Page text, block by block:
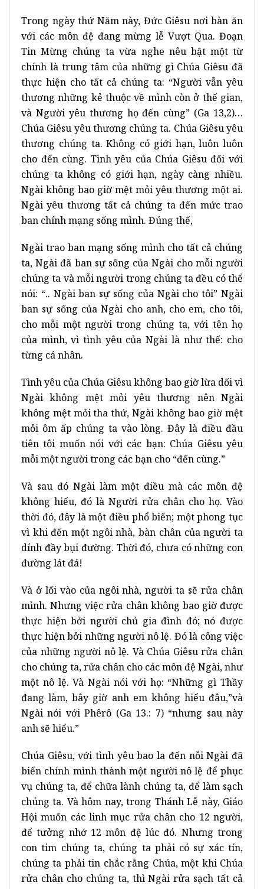
Trong ngày thứ Năm này, Đức Giêsu nơi bàn ăn
với các môn đệ đang mừng lễ Vượt Qua. Đoạn
Tin Mừng chúng ta vừa nghe nêu bật một từ
chính là trung tâm của những gì Chúa Giêsu đã
thực hiện cho tất cả chúng ta: “Người vẫn yêu
thương những kẻ thuộc về mình còn ở thế gian,
và Người yêu thương họ đến cùng” (Ga 13,2)…
Chúa Giêsu yêu thương chúng ta. Chúa Giêsu yêu
thương chúng ta. Không có giới hạn, luôn luôn
cho đến cùng. Tình yêu của Chúa Giêsu đối với
chúng ta không có giới hạn, ngày càng nhiều.
Ngài không bao giờ mệt mỏi yêu thương một ai.
Ngài yêu thương tất cả chúng ta đến mức trao
ban chính mạng sống mình. Đúng thế,
Ngài trao ban mạng sống mình cho tất cả chúng
ta, Ngài đã ban sự sống của Ngài cho mỗi người
chúng ta và mỗi người trong chúng ta đều có thể
nói: “.. Ngài ban sự sống của Ngài cho tôi” Ngài
ban sự sống của Ngài cho anh, cho em, cho tôi,
cho mỗi một người trong chúng ta, với tên họ
của mình, vì tình yêu của Ngài là như thế: cho
từng cá nhân.
Tình yêu của Chúa Giêsu không bao giờ lừa dối vì
Ngài không mệt mỏi yêu thương nên Ngài
không mệt mỏi tha thứ, Ngài không bao giờ mệt
mỏi ôm ấp chúng ta vào lòng. Đây là điều đầu
tiên tôi muốn nói với các bạn: Chúa Giêsu yêu
mỗi một người trong các bạn cho “đến cùng.”
Và sau đó Ngài làm một điều mà các môn đệ
không hiểu, đó là Người rửa chân cho họ. Vào
thời đó, đây là một điều phổ biến; một phong tục
vì khi đến một ngôi nhà, bàn chân của người ta
dính đầy bụi đường. Thời đó, chưa có những con
đường lát đá!
Và ở lối vào của ngôi nhà, người ta sẽ rửa chân
mình. Nhưng việc rửa chân không bao giờ được
thực hiện bởi người chủ gia đình đó; nó được
thực hiện bởi những người nô lệ. Đó là công việc
của những người nô lệ. Và Chúa Giêsu rửa chân
cho chúng ta, rửa chân cho các môn đệ Ngài, như
một nô lệ. Và Ngài nói với họ: “Những gì Thầy
đang làm, bây giờ anh em không hiểu đâu,”và
Ngài nói với Phêrô (Ga 13.: 7) “nhưng sau này
anh sẽ hiểu.”
Chúa Giêsu, với tình yêu bao la đến nỗi Ngài đã
biến chính mình thành một người nô lệ để phục
vụ chúng ta, để chữa lành chúng ta, để làm sạch
chúng ta. Và hôm nay, trong Thánh Lễ này, Giáo
Hội muốn các linh mục rửa chân cho 12 người,
để tưởng nhớ 12 môn đệ lúc đó. Nhưng trong
con tim chúng ta, chúng ta phải có sự xác tín,
chúng ta phải tin chắc rằng Chúa, một khi Chúa
rửa chân cho chúng ta, thì Ngài rửa sạch tất cả